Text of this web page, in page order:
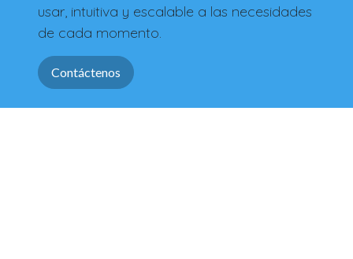
usar, intuitiva y escalable a las necesidades
de cada momento.
Contáctenos